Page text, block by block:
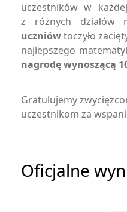
uczestników w
z różnych działów
uczniówtoczyło
najlepszego
nagrodę wynoszącą
Gratulujemy
uczestnikom za
Oficjalne